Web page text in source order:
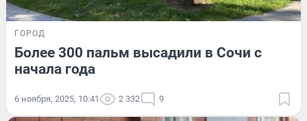
ГОРОД
Более 300 пальм высадили в Сочи с
начала года
6 ноября, 2025, 10:41 2 332 9